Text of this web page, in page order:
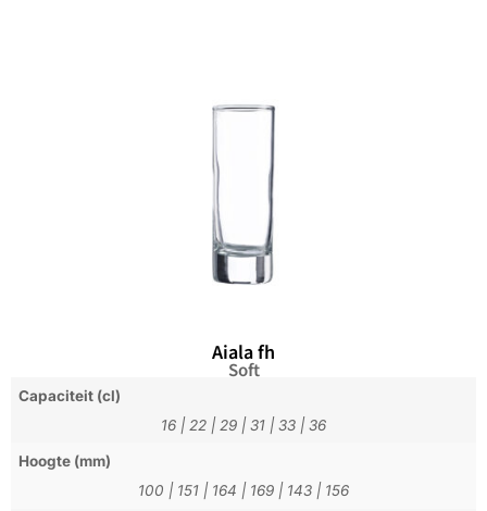
Aiala fh
Soft
Capaciteit (cl)
16 | 22 | 29 | 31 | 33 | 36
Hoogte (mm)
100 | 151 | 164 | 169 | 143 | 156